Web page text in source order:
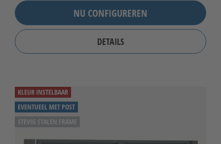
NU CONFIGUREREN
DETAILS
KLEUR INSTELBAAR
EVENTUEEL MET POST
STEVIG STALEN FRAME